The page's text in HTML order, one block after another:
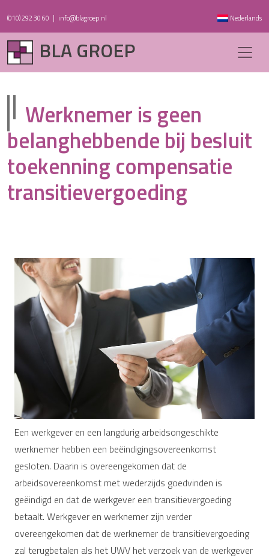
(010) 292 30 60 | info@blagroep.nl Nederlands
BLA GROEP
Werknemer is geen
belanghebbende bij besluit
toekenning compensatie
transitievergoeding
Een werkgever en een langdurig arbeidsongeschikte
werknemer hebben een beëindigingsovereenkomst
gesloten. Daarin is overeengekomen dat de
arbeidsovereenkomst met wederzijds goedvinden is
geëindigd en dat de werkgever een transitievergoeding
betaalt. Werkgever en werknemer zijn verder
overeengekomen dat de werknemer de transitievergoeding
zal terugbetalen als het UWV het verzoek van de werkgever